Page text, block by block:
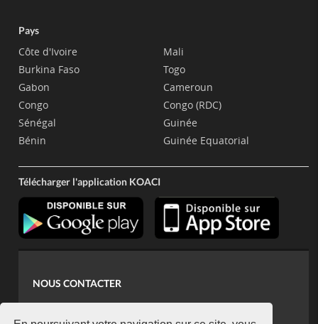
Pays
Côte d'Ivoire
Burkina Faso
Gabon
Congo
Sénégal
Bénin
Mali
Togo
Cameroun
Congo (RDC)
Guinée
Guinée Equatorial
Télécharger l'application KOACI
NOUS CONTACTER